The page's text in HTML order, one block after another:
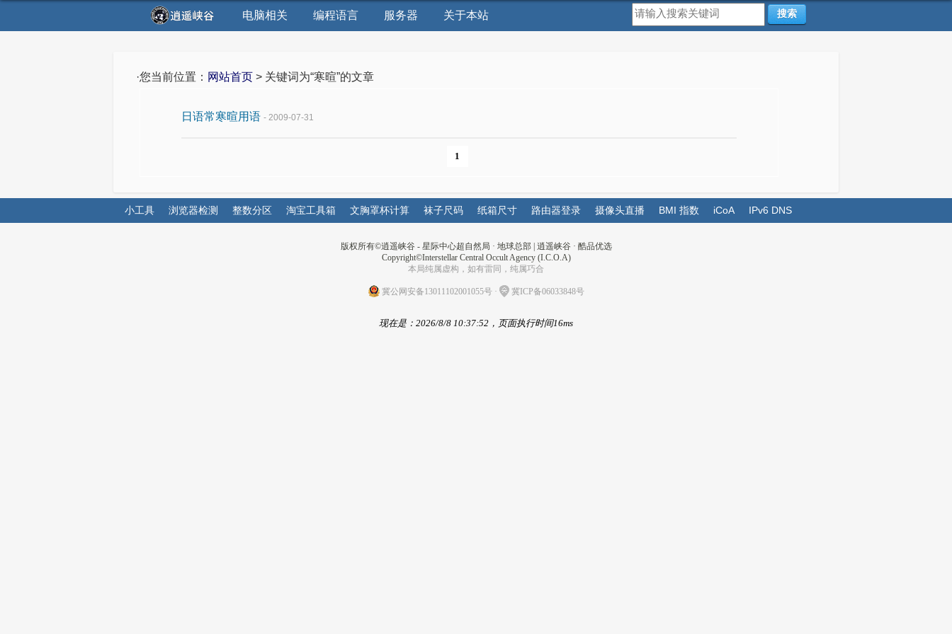
电脑相关 编程语言 服务器 关于本站 搜索
·您当前位置： 网站首页 > 关键词为“寒暄”的文章
日语常寒暄用语 - 2009-07-31
1
小工具 浏览器检测 整数分区 淘宝工具箱 文胸罩杯计算 袜子尺码 纸箱尺寸 路由器登录 摄像头直播 BMI 指数 iCoA IPv6 DNS
版权所有©逍遥峡谷 - 星际中心超自然局 · 地球总部| 逍遥峡谷· 酷品优选
Copyright©Interstellar Central Occult Agency (I.C.O.A)
本局纯属虚构，如有雷同，纯属巧合
冀公网安备13011102001055号· 冀ICP备06033848号
现在是：2026/8/8 10:37:52，页面执行时间16ms